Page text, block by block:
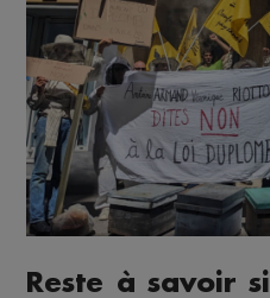
Reste à savoir